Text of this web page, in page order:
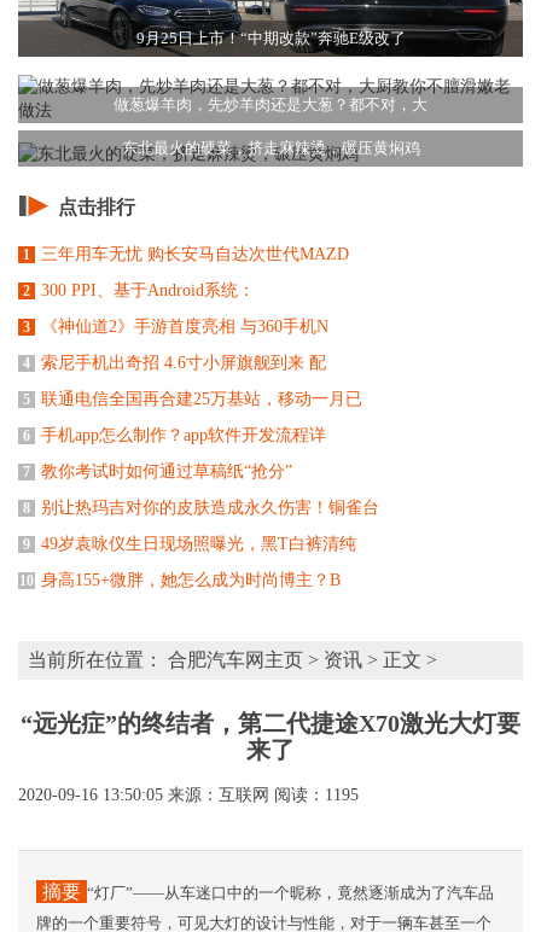
9月25日上市！“中期改款”奔驰E级改了
做葱爆羊肉，先炒羊肉还是大葱？都不对，大
东北最火的硬菜，挤走麻辣烫，碾压黄焖鸡
点击排行
1 三年用车无忧 购长安马自达次世代MAZD
2 300 PPI、基于Android系统：
3 《神仙道2》手游首度亮相 与360手机N
4 索尼手机出奇招 4.6寸小屏旗舰到来 配
5 联通电信全国再合建25万基站，移动一月已
6 手机app怎么制作？app软件开发流程详
7 教你考试时如何通过草稿纸“抢分”
8 别让热玛吉对你的皮肤造成永久伤害！铜雀台
9 49岁袁咏仪生日现场照曝光，黑T白裤清纯
10 身高155+微胖，她怎么成为时尚博主？B
当前所在位置： 合肥汽车网主页 > 资讯 > 正文 >
“远光症”的终结者，第二代捷途X70激光大灯要
来了
2020-09-16 13:50:05 来源：互联网 阅读：1195
摘要 “灯厂”——从车迷口中的一个昵称，竟然逐渐成为了汽车品
牌的一个重要符号，可见大灯的设计与性能，对于一辆车甚至一个